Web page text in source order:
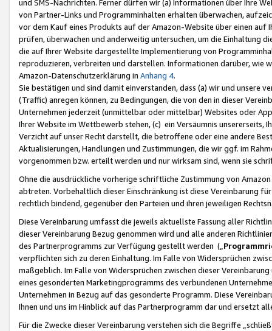
und SMS-Nachrichten. Ferner dürfen wir (a) Informationen über Ihre
von Partner-Links und Programminhalten erhalten überwachen,
vor dem Kauf eines Produkts auf der Amazon-Website über einen
prüfen, überwachen und anderweitig untersuchen, um die Einhaltung
die auf Ihrer Website dargestellte Implementierung von
reproduzieren, verbreiten und darstellen. Informationen darüber, wie
Amazon-Datenschutzerklärung in Anhang 4.
Sie bestätigen und sind damit einverstanden, dass (a) wir und
(Traffic) anregen können, zu Bedingungen, die von den in dieser
Unternehmen jederzeit (unmittelbar oder mittelbar) Websites oder
Ihrer Website im Wettbewerb stehen, (c) ein Versäumnis unsererseits,
Verzicht auf unser Recht darstellt, die betroffene oder eine andere
Aktualisierungen, Handlungen und Zustimmungen, die wir ggf. im
vorgenommen bzw. erteilt werden und nur wirksam sind, wenn sie
Ohne die ausdrückliche vorherige schriftliche Zustimmung von
abtreten. Vorbehaltlich dieser Einschränkung ist diese Vereinbarung
rechtlich bindend, gegenüber den Parteien und ihren jeweiligen
Diese Vereinbarung umfasst die jeweils aktuellste Fassung aller
dieser Vereinbarung Bezug genommen wird und alle anderen
des Partnerprogramms zur Verfügung gestellt werden („
verpflichten sich zu deren Einhaltung. Im Falle von Widersprüchen
maßgeblich. Im Falle von Widersprüchen zwischen dieser
eines gesonderten Marketingprogramms des verbundenen
Unternehmen in Bezug auf das gesonderte Programm. Diese
Ihnen und uns im Hinblick auf das Partnerprogramm dar und ersetzt
Für die Zwecke dieser Vereinbarung verstehen sich die Begriffe